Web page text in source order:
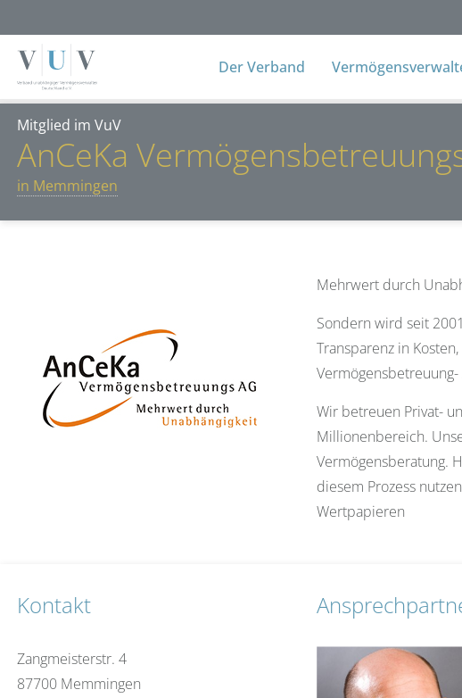
Der Verband
Mitglied im VuV
AnCeKa
in Memmingen
Mehrwert durch
Sondern wird seit
Transparenz in
Wir betreuen Privat-
Millionenbereich.
Vermögensberatung.
diesem Prozess
Wertpapieren
Kontakt
Zangmeisterstr. 4
87700 Memmingen